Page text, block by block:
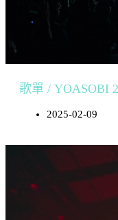
歌單 / YOASOBI
2025-02-09